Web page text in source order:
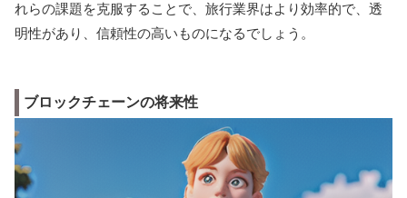
れらの課題を克服することで、旅行業界はより効率的で、透
明性があり、信頼性の高いものになるでしょう。
ブロックチェーンの将来性